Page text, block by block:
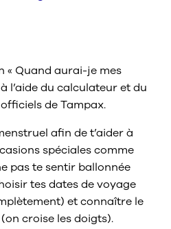
« Quand aurai-je mes
l’aide du calculateur et du
de Tampax.
afin de t’aider à
spéciales comme
pas te sentir ballonnée
tes dates de voyage
et connaître le
croise les doigts).